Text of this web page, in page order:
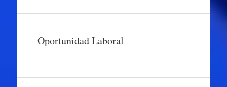
Oportunidad Laboral